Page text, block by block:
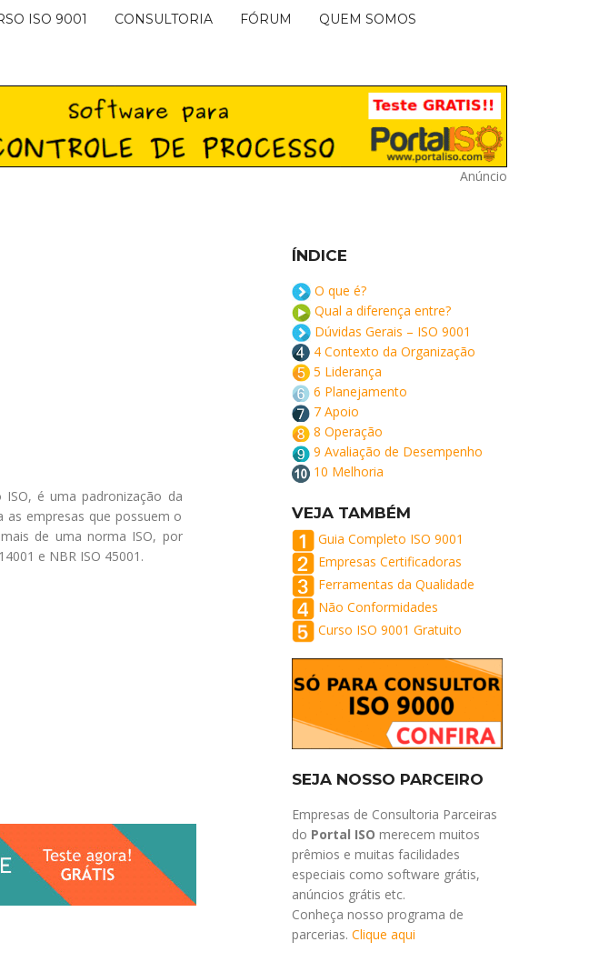
ISO 9001 CONSULTORIA FÓRUM QUEM SOMOS
Anúncio
é uma padronização da
empresas que possuem o
de uma norma ISO, por
e NBR ISO 45001.
ÍNDICE
O que é?
Qual a diferença entre?
Dúvidas Gerais – ISO 9001
4 Contexto da Organização
5 Liderança
6 Planejamento
7 Apoio
8 Operação
9 Avaliação de Desempenho
10 Melhoria
VEJA TAMBÉM
Guia Completo ISO 9001
Empresas Certificadoras
Ferramentas da Qualidade
Não Conformidades
Curso ISO 9001 Gratuito
SEJA NOSSO PARCEIRO
Empresas de Consultoria Parceiras
do Portal ISO merecem muitos
prêmios e muitas facilidades
especiais como software grátis,
anúncios grátis etc.
Conheça nosso programa de
parcerias. Clique aqui